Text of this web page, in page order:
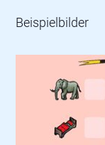
Beispielbilder